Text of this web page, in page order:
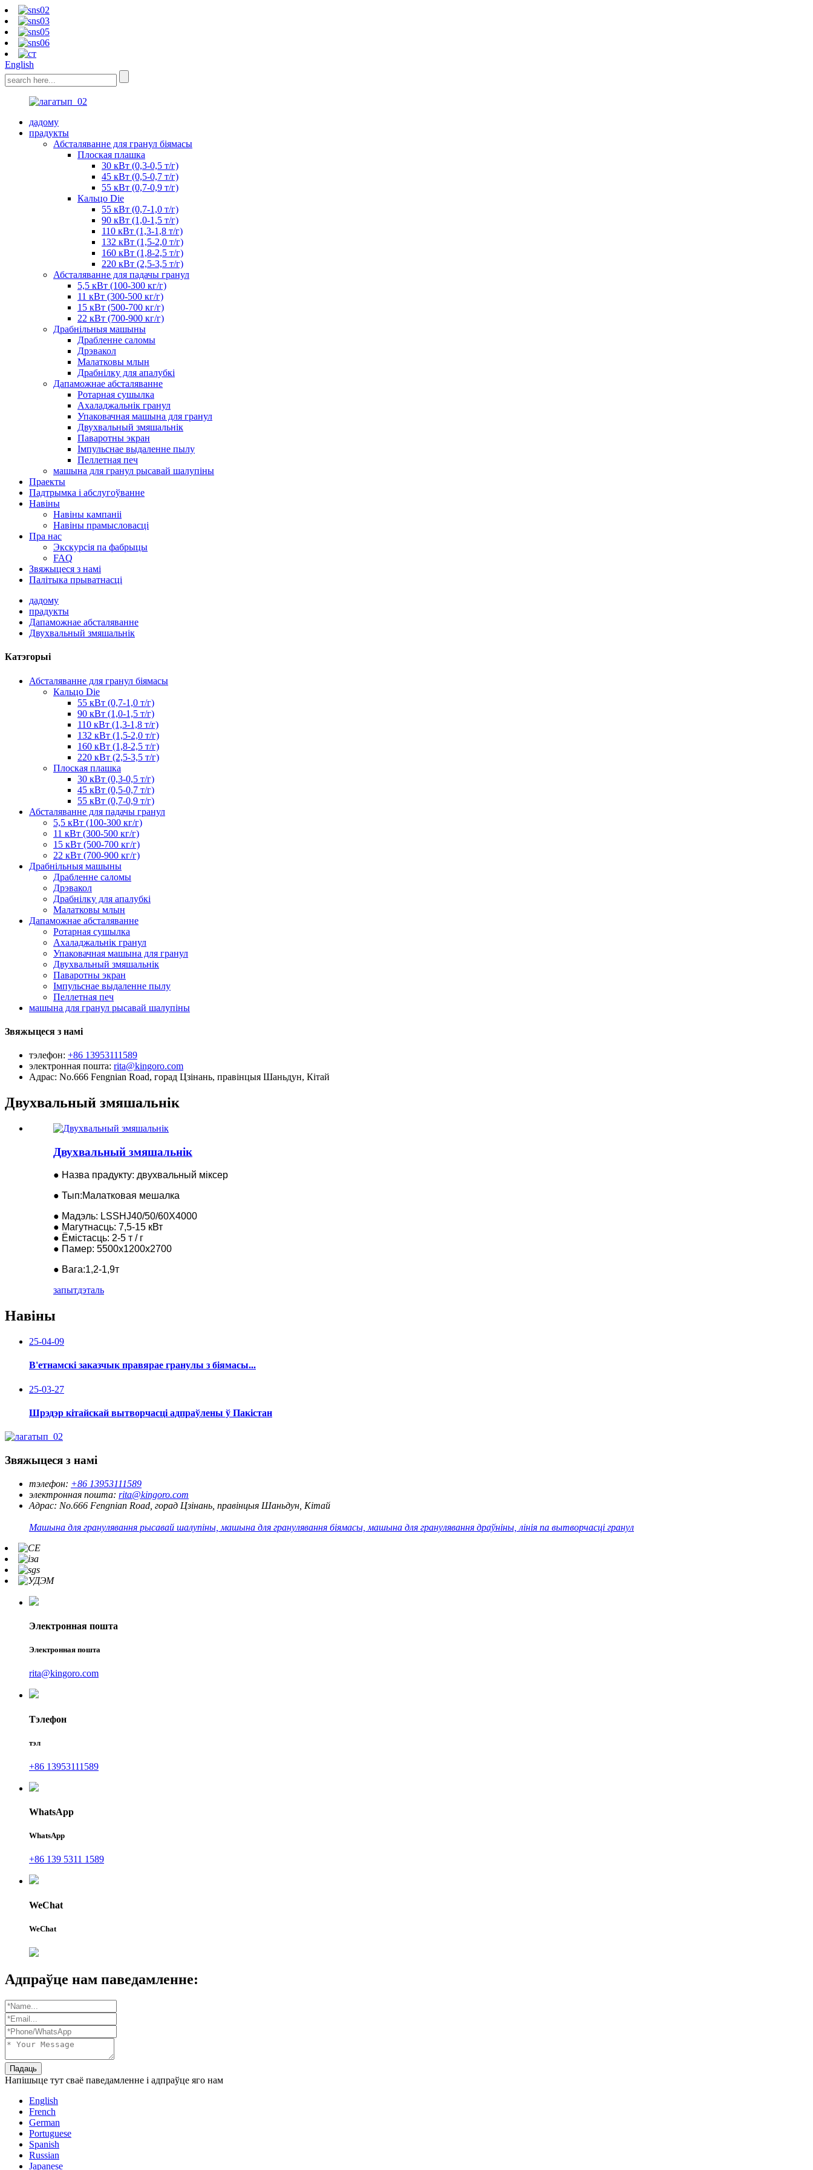
English
дадому
прадукты
Абсталяванне для гранул біямасы
Плоская плашка
30 кВт (0,3-0,5 т/г)
45 кВт (0,5-0,7 т/г)
55 кВт (0,7-0,9 т/г)
Кальцо Die
55 кВт (0,7-1,0 т/г)
90 кВт (1,0-1,5 т/г)
110 кВт (1,3-1,8 т/г)
132 кВт (1,5-2,0 т/г)
160 кВт (1,8-2,5 т/г)
220 кВт (2,5-3,5 т/г)
Абсталяванне для падачы гранул
5,5 кВт (100-300 кг/г)
11 кВт (300-500 кг/г)
15 кВт (500-700 кг/г)
22 кВт (700-900 кг/г)
Драбнільныя машыны
Драбленне саломы
Дрэвакол
Малатковы млын
Драбнілку для апалубкі
Дапаможнае абсталяванне
Ротарная сушылка
Ахаладжальнік гранул
Упаковачная машына для гранул
Двухвальный змяшальнік
Паваротны экран
Імпульснае выдаленне пылу
Пеллетная печ
машына для гранул рысавай шалупіны
Праекты
Падтрымка і абслугоўванне
Навіны
Навіны кампаніі
Навіны прамысловасці
Пра нас
Экскурсія па фабрыцы
FAQ
Звяжыцеся з намі
Палітыка прыватнасці
дадому
прадукты
Дапаможнае абсталяванне
Двухвальный змяшальнік
Катэгорыі
Абсталяванне для гранул біямасы
Кальцо Die
55 кВт (0,7-1,0 т/г)
90 кВт (1,0-1,5 т/г)
110 кВт (1,3-1,8 т/г)
132 кВт (1,5-2,0 т/г)
160 кВт (1,8-2,5 т/г)
220 кВт (2,5-3,5 т/г)
Плоская плашка
30 кВт (0,3-0,5 т/г)
45 кВт (0,5-0,7 т/г)
55 кВт (0,7-0,9 т/г)
Абсталяванне для падачы гранул
5,5 кВт (100-300 кг/г)
11 кВт (300-500 кг/г)
15 кВт (500-700 кг/г)
22 кВт (700-900 кг/г)
Драбнільныя машыны
Драбленне саломы
Дрэвакол
Драбнілку для апалубкі
Малатковы млын
Дапаможнае абсталяванне
Ротарная сушылка
Ахаладжальнік гранул
Упаковачная машына для гранул
Двухвальный змяшальнік
Паваротны экран
Імпульснае выдаленне пылу
Пеллетная печ
машына для гранул рысавай шалупіны
Звяжыцеся з намі
тэлефон: +86 13953111589
электронная пошта: rita@kingoro.com
Адрас: No.666 Fengnian Road, горад Цзінань, правінцыя Шаньдун, Кітай
Двухвальный змяшальнік
Двухвальный змяшальнік
● Назва прадукту: двухвальный міксер
● Тып:Малатковая мешалка
● Мадэль: LSSHJ40/50/60X4000
● Магутнасць: 7,5-15 кВт
● Ёмістасць: 2-5 т / г
● Памер: 5500x1200x2700
● Вага:1,2-1,9т
запытдэталь
Навіны
25-04-09
В'етнамскі заказчык правярае гранулы з біямасы...
25-03-27
Шрэдэр кітайскай вытворчасці адпраўлены ў Пакістан
Звяжыцеся з намі
тэлефон: +86 13953111589
электронная пошта: rita@kingoro.com
Адрас: No.666 Fengnian Road, горад Цзінань, правінцыя Шаньдун, Кітай
Машына для гранулявання рысавай шалупіны, машына для гранулявання біямасы, машына для гранулявання драўніны, лінія па вытворчасці гранул
Электронная пошта
Электронная пошта
rita@kingoro.com
Тэлефон
тэл
+86 13953111589
WhatsApp
WhatsApp
+86 139 5311 1589
WeChat
WeChat
Адпраўце нам паведамленне:
Падаць
Напішыце тут сваё паведамленне і адпраўце яго нам
English
French
German
Portuguese
Spanish
Russian
Japanese